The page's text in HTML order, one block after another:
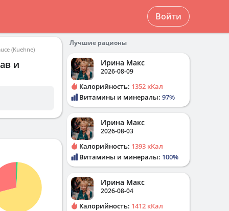
Войти
(Kuehne)
и
Лучшие рационы
Ирина Макс
2026-08-09
Калорийность: 1352 кКал
Витамины и минералы: 97%
Ирина Макс
2026-08-03
Калорийность: 1393 кКал
Витамины и минералы: 100%
Ирина Макс
2026-08-04
Калорийность: 1412 кКал